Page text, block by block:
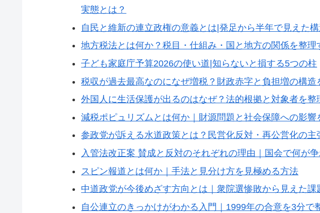
実態とは？
自民と維新の連立政権の意義とは|発足から半年で見えた構
地方税法とは何か？税目・仕組み・国と地方の関係を整理
子ども家庭庁予算2026の使い道|知らないと損する5つの柱
税収が過去最高なのになぜ増税？財政赤字と負担増の構造
外国人に生活保護が出るのはなぜ？法的根拠と対象者を整
減税ポピュリズムとは何か｜財源問題と社会保障への影響
参政党が訴える水道政策とは？民営化反対・再公営化の主
入管法改正案 賛成と反対のそれぞれの理由｜国会で何が
スピン報道とは何か｜手法と見分け方を見極める方法
中道政党が今後めざす方向とは｜衆院選惨敗から見えた課
自公連立のきっかけがわかる入門｜1999年の合意を3分で